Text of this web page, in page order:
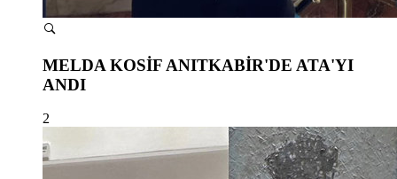
MELDA KOSİF ANITKABİR'DE ATA'YI
ANDI
2